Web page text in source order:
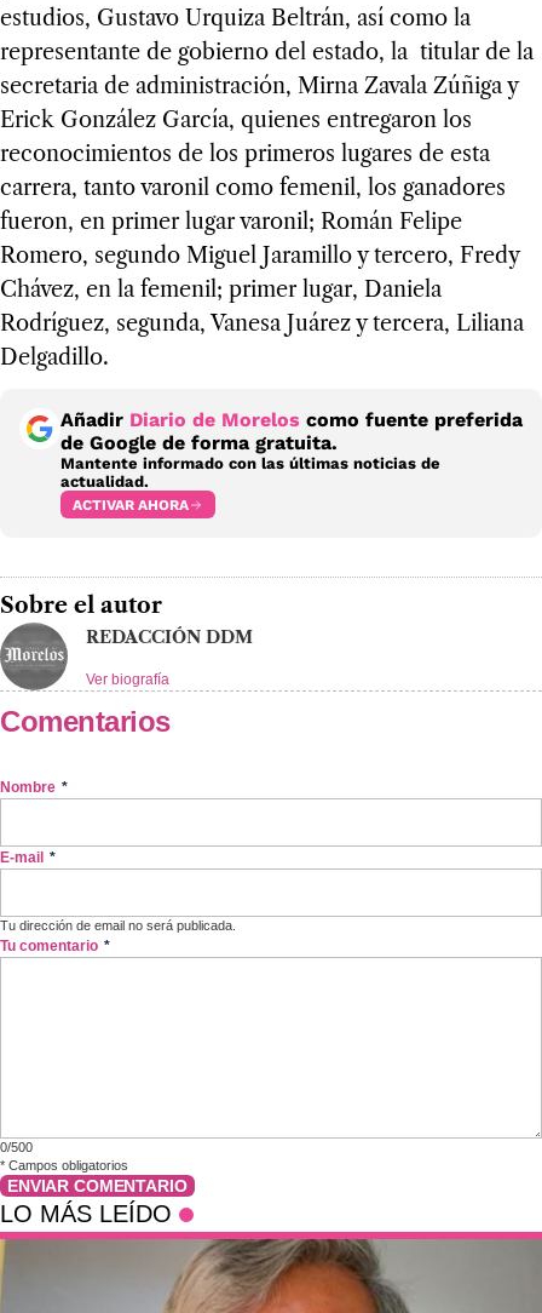
estudios, Gustavo Urquiza Beltrán, así como la
representante de gobierno del estado, la titular de la
secretaria de administración, Mirna Zavala Zúñiga y
Erick González García, quienes entregaron los
reconocimientos de los primeros lugares de esta
carrera, tanto varonil como femenil, los ganadores
fueron, en primer lugar varonil; Román Felipe
Romero, segundo Miguel Jaramillo y tercero, Fredy
Chávez, en la femenil; primer lugar, Daniela
Rodríguez, segunda, Vanesa Juárez y tercera, Liliana
Delgadillo.
Añadir Diario de Morelos como fuente preferida
de Google de forma gratuita.
Mantente informado con las últimas noticias de
actualidad.
ACTIVAR AHORA
Sobre el autor
REDACCIÓN DDM
Ver biografía
Comentarios
Nombre *
E-mail *
Tu dirección de email no será publicada.
Tu comentario *
0/500
* Campos obligatorios
ENVIAR COMENTARIO
LO MÁS LEÍDO